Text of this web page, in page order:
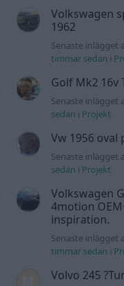
Volkswagen
1962
Senaste inlägget
timmar sedan i
Golf Mk2 16v
Senaste inlägget
sedan i Projekt
Vw 1956 oval
Senaste inlägget
sedan i Projekt
Volkswagen
4motion
inspiration.
Senaste inlägget
timmar sedan i
Volvo 245